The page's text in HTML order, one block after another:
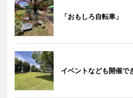
「おもしろ自転車」
イベントなども開催で